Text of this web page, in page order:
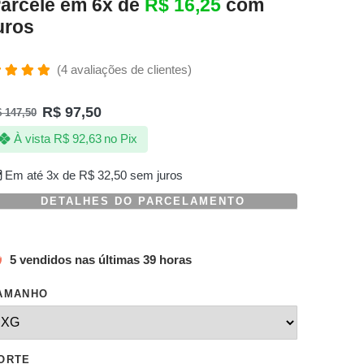
em 6x de R$ 16,25 com
de 5,
(4avaliações de clientes)
147,50 R$ 97,50
Em até 3x de R$32,50sem juros
À vista R$92,63 no Pix
DETALHES DO PARCELAMENTO
5 vendidos nas últimas 39 horas